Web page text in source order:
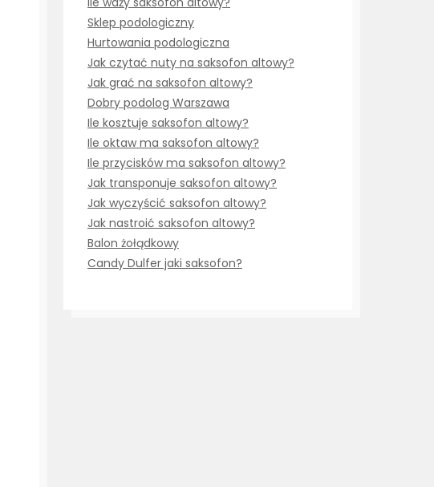
Sklep podologiczny
Hurtowania podologiczna
Jak czytać nuty na saksofon altowy?
Jak grać na saksofon altowy?
Dobry podolog Warszawa
Ile kosztuje saksofon altowy?
Ile oktaw ma saksofon altowy?
Ile przycisków ma saksofon altowy?
Jak transponuje saksofon altowy?
Jak wyczyścić saksofon altowy?
Jak nastroić saksofon altowy?
Balon żołądkowy
Candy Dulfer jaki saksofon?